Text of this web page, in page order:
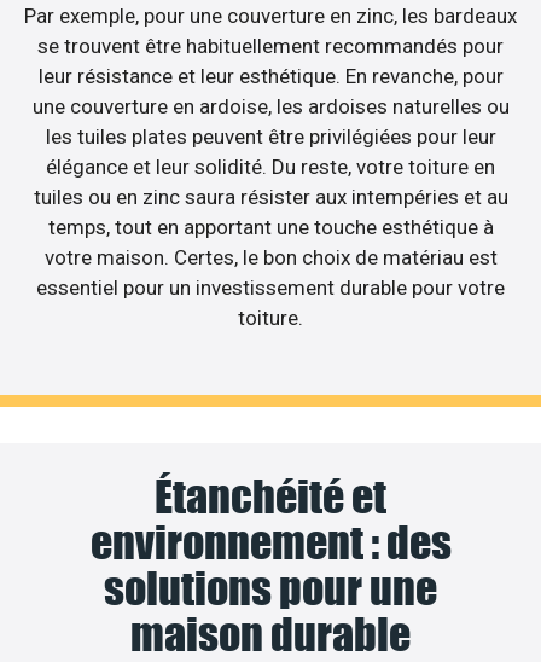
Par exemple, pour une couverture en zinc, les bardeaux
se trouvent être habituellement recommandés pour
leur résistance et leur esthétique. En revanche, pour
une couverture en ardoise, les ardoises naturelles ou
les tuiles plates peuvent être privilégiées pour leur
élégance et leur solidité. Du reste, votre toiture en
tuiles ou en zinc saura résister aux intempéries et au
temps, tout en apportant une touche esthétique à
votre maison. Certes, le bon choix de matériau est
essentiel pour un investissement durable pour votre
toiture.
Étanchéité et
environnement : des
solutions pour une
maison durable